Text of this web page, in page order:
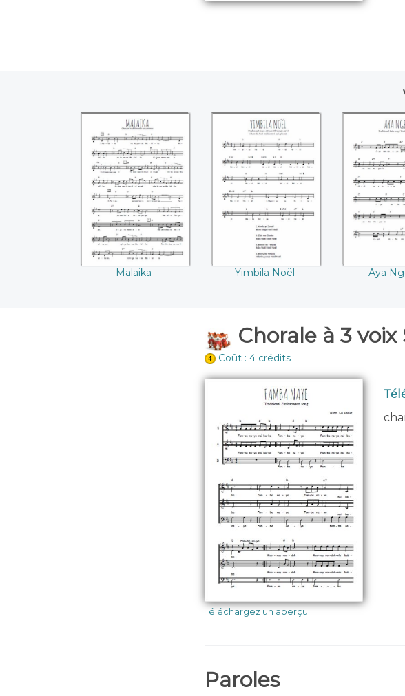
Malaika
Malaika
Yimbila Noël
Yimbila Noël
Aya
Aya
Chorale à 3 voix
Coût : 4 crédits
Téléchargez un aperçu
Paroles